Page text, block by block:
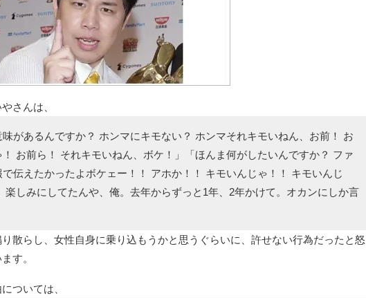
さんは、
味があるんですか？ ホンマにキモない？ ホンマそれキモいねん、お前！ お
お前ら！ それキモいねん、ボケ！」「ほんま何がしたいんですか？ ファ
で伝えたかったよボケェー！！ アホか！！ キモいんじゃ！！ キモいんじ
楽しみにしてたんや、俺。去年からずっと1年、2年かけて。オカンにしか言
散らし、女性自身に乗り込もうかと思うぐらいに、許せない行為だったと怒
す。
ついては、